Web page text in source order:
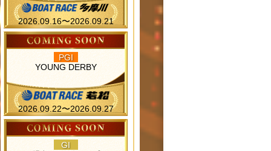
2026.09.16〜2026.09.21
PGI
YOUNG DERBY
2026.09.22〜2026.09.27
GI